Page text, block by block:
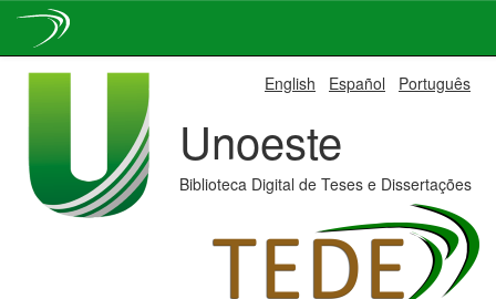
English Español Português
Unoeste
Biblioteca Digital de Teses e Dissertações